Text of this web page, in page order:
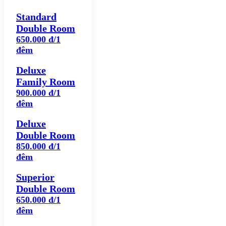
Standard
Double Room
650.000 đ/1
đêm
Deluxe
Family Room
900.000 đ/1
đêm
Deluxe
Double Room
850.000 đ/1
đêm
Superior
Double Room
650.000 đ/1
đêm